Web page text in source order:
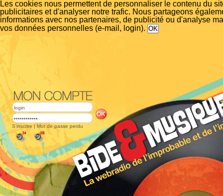
Les cookies nous permettent de personnaliser le contenu du
publicitaires et d'analyser notre trafic. Nous partageons
informations avec nos partenaires, de publicité ou d'analyse
vos données personnelles (e-mail, login).
S'inscrire | Mot de passe perdu